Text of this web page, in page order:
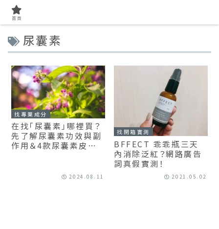
尿囊素
找專業成分
在找「尿囊素」哪裡買？
先了解尿囊素功效與副
作用＆4款尿囊素皮膚、
2024.08.11
找開箱實測
BFFECT 乖乖瓶三天
內消除泛紅？網路廣告
詞真假實測！
2021.05.02
首頁